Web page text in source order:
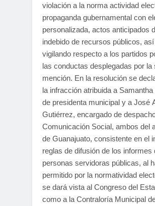
violación a la norma actividad
propaganda gubernamental con
personalizada, actos anticipados
indebido de recursos públicos,
vigilando respecto a los partidos
las conductas desplegadas por la
mención. En la resolución se
la infracción atribuida a
de presidenta municipal y a José
Gutiérrez, encargado de
Comunicación Social, ambos del
de Guanajuato, consistente en el
reglas de difusión de los informes
personas servidoras públicas, al
permitido por la normatividad
se dará vista al Congreso del
como a la Contraloría Municipal